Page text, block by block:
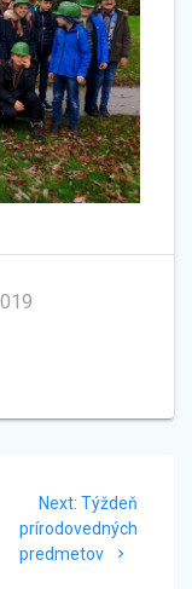
Next: Next
post:
Týždeň
prírodovedných
predmetov